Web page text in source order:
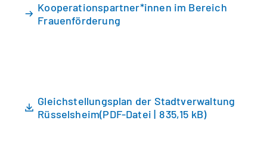
Kooperationspartner*innen im Bereich
Frauenförderung
Gleichstellungsplan der Stadtverwaltung
Rüsselsheim PDF-Datei 835,15 kB